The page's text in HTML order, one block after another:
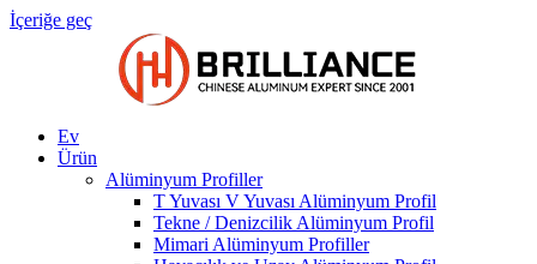
İçeriğe geç
Ev
Ürün
Alüminyum Profiller
T Yuvası V Yuvası Alüminyum Profil
Tekne / Denizcilik Alüminyum Profil
Mimari Alüminyum Profiller